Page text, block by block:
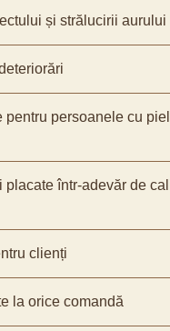
și strălucirii aurului
persoanele cu
placate într-adevăr de
clienți
la orice comandă